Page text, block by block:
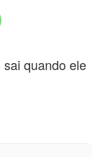
quando ele